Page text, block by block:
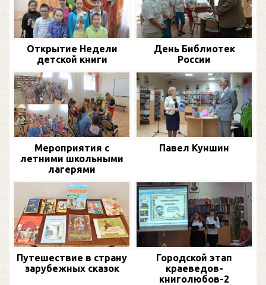
Открытие Недели
детской книги
День Библиотек
России
Мероприятия с
летними школьными
лагерями
Павел Куншин
Путешествие в страну
зарубежных сказок
Городской этап
краеведов-
книголюбов-2